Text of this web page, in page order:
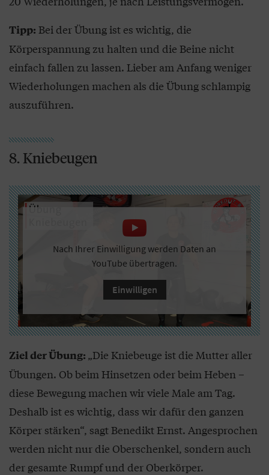
Tipp: Bei der Übung ist es wichtig, die
Körperspannung zu halten und die Beine nicht
einfach fallen zu lassen. Lieber am Anfang weniger
Wiederholungen machen als die Übung schlampig
auszuführen.
8. Kniebeugen
Nach Ihrer Einwilligung werden Daten an
YouTube übertragen.
Einwilligen
Ziel der Übung: „Die Kniebeuge ist die Mutter aller
Übungen. Ob beim Hinsetzen oder beim Heben –
diese Bewegung machen wir viele Male am Tag.
Deshalb ist es wichtig, dass wir dafür den ganzen
Körper stärken“, sagt Benedikt Ernst. Angesprochen
werden nicht nur die Oberschenkel, sondern auch
der gesamte Rumpf und der Oberkörper.